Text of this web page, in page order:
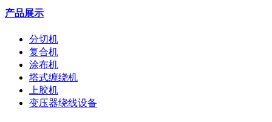
产品展示
分切机
复合机
涂布机
塔式缠绕机
上胶机
变压器绕线设备